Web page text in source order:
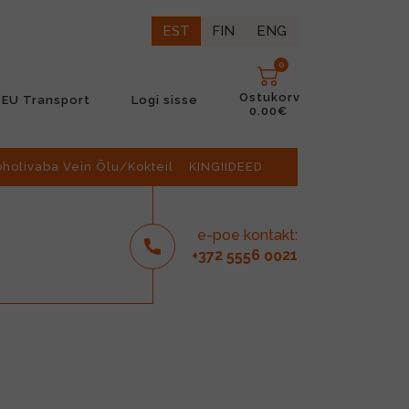
EST FIN ENG
EU Transport Logi sisse
0
Ostukorv
0.00€
Vein Õlu/Kokteil KINGIIDEED
e-poe kontakt:
+372 5556 0021